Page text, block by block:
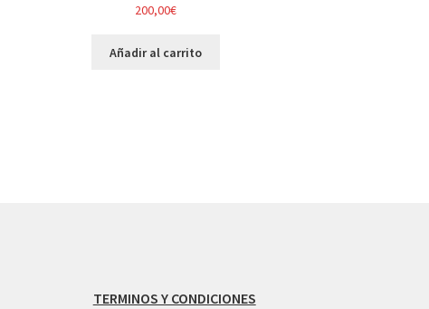
200,00€
Añadir al carrito
TERMINOS Y CONDICIONES